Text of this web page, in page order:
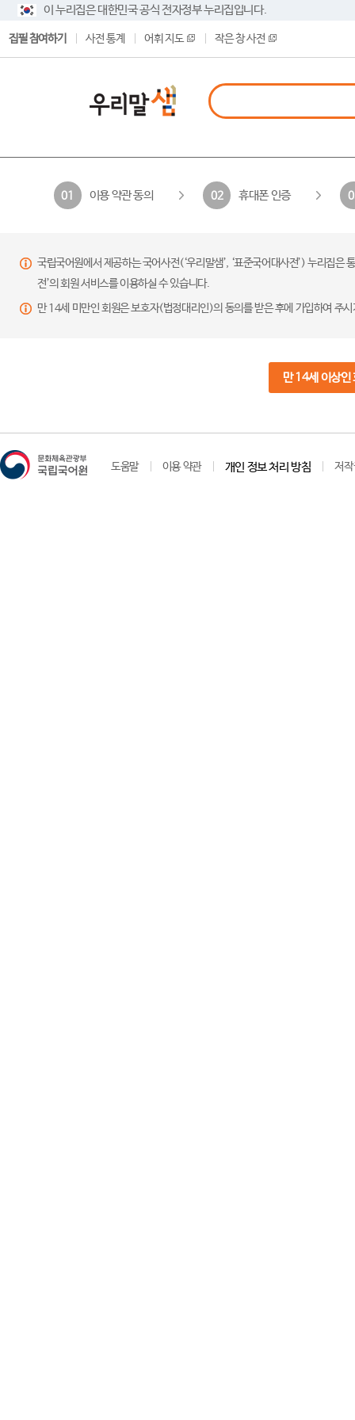
이 누리집은 대한민국 공식 전자정부 누리집입니다.
집필 참여하기 사전 통계 어휘 지도 작은 창 사전
01 이용 약관 동의 02 휴대폰 인증
국립국어원에서 제공하는 국어사전(‘우리말샘’, ‘표준국어대사전’) 누리집
전’의 회원 서비스를 이용하실 수 있습니다.
만 14세 미만인 회원은 보호자(법정대리인)의 동의를 받은 후에 가입하여 주
만 14세 이상인
도움말 이용 약관 개인 정보 처리 방침 저